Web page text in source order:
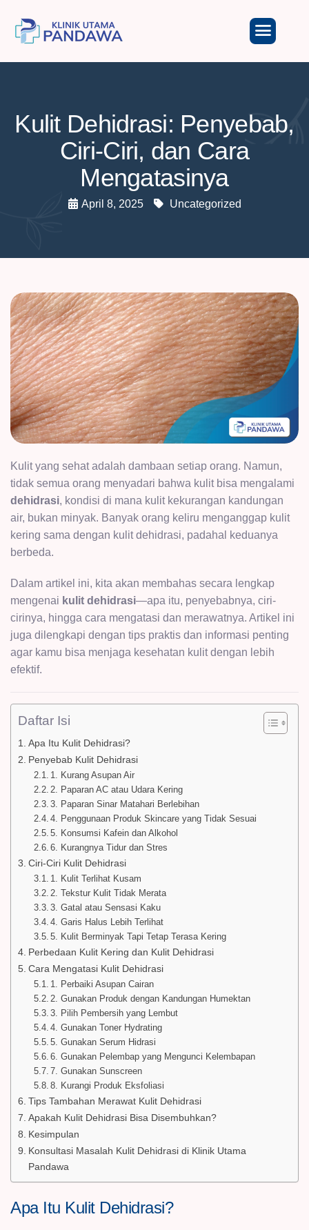
Kulit Dehidrasi: Penyebab,
Ciri-Ciri, dan Cara
Mengatasinya
April 8, 2025 Uncategorized
Kulit yang sehat adalah dambaan setiap orang. Namun,
tidak semua orang menyadari bahwa kulit bisa mengalami
dehidrasi, kondisi di mana kulit kekurangan kandungan
air, bukan minyak. Banyak orang keliru menganggap kulit
kering sama dengan kulit dehidrasi, padahal keduanya
berbeda.
Dalam artikel ini, kita akan membahas secara lengkap
mengenai kulit dehidrasi—apa itu, penyebabnya, ciri-
cirinya, hingga cara mengatasi dan merawatnya. Artikel ini
juga dilengkapi dengan tips praktis dan informasi penting
agar kamu bisa menjaga kesehatan kulit dengan lebih
efektif.
Daftar Isi
Apa Itu Kulit Dehidrasi?
Penyebab Kulit Dehidrasi
1. Kurang Asupan Air
2. Paparan AC atau Udara Kering
3. Paparan Sinar Matahari Berlebihan
4. Penggunaan Produk Skincare yang Tidak Sesuai
5. Konsumsi Kafein dan Alkohol
6. Kurangnya Tidur dan Stres
Ciri-Ciri Kulit Dehidrasi
1. Kulit Terlihat Kusam
2. Tekstur Kulit Tidak Merata
3. Gatal atau Sensasi Kaku
4. Garis Halus Lebih Terlihat
5. Kulit Berminyak Tapi Tetap Terasa Kering
Perbedaan Kulit Kering dan Kulit Dehidrasi
Cara Mengatasi Kulit Dehidrasi
1. Perbaiki Asupan Cairan
2. Gunakan Produk dengan Kandungan Humektan
3. Pilih Pembersih yang Lembut
4. Gunakan Toner Hydrating
5. Gunakan Serum Hidrasi
6. Gunakan Pelembap yang Mengunci Kelembapan
7. Gunakan Sunscreen
8. Kurangi Produk Eksfoliasi
Tips Tambahan Merawat Kulit Dehidrasi
Apakah Kulit Dehidrasi Bisa Disembuhkan?
Kesimpulan
Konsultasi Masalah Kulit Dehidrasi di Klinik Utama
Pandawa
Apa Itu Kulit Dehidrasi?